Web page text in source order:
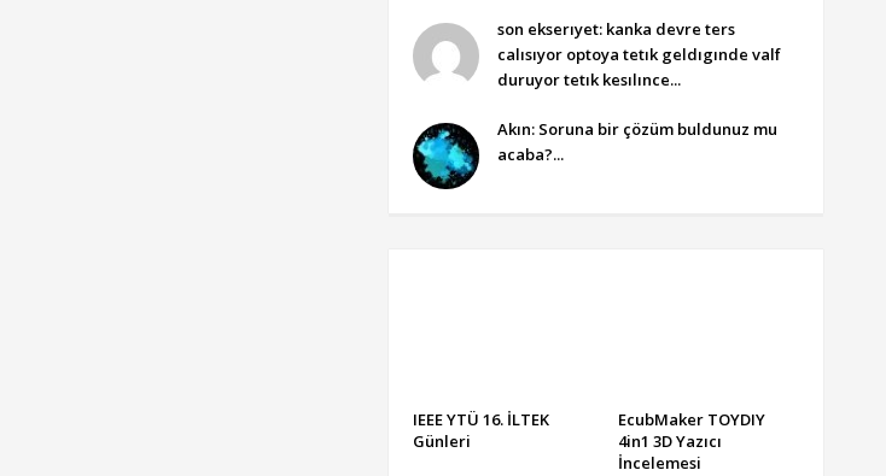
son ekserıyet: kanka devre ters
calısıyor optoya tetık geldıgınde valf
duruyor tetık kesılınce...
Akın: Soruna bir çözüm buldunuz mu
acaba?...
IEEE YTÜ 16. İLTEK
Günleri
EcubMaker TOYDIY
4in1 3D Yazıcı
İncelemesi